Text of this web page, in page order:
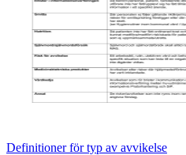
Definitioner för typ av avvikelse